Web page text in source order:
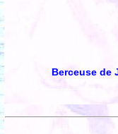
Berceuse de